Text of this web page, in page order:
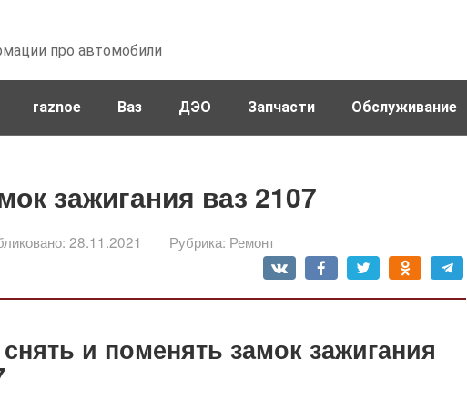
про автомобили
raznoe Ваз ДЭО Запчасти Обслуживание
зажигания ваз 2107
28.11.2021 Рубрика: Ремонт
и поменять замок зажигания